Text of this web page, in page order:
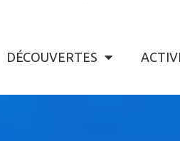
DÉCOUVERTES